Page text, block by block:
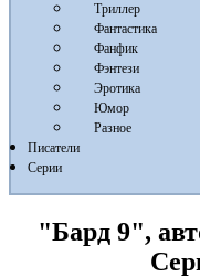
Триллер
Фантастика
Фанфик
Фэнтези
Эротика
Юмор
Разное
Писатели
Серии
"Бард 9",